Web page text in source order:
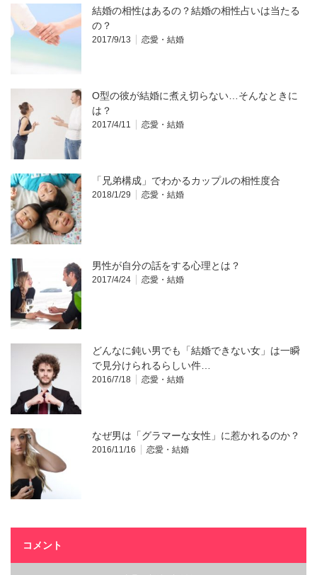
結婚の相性はあるの？結婚の相性占いは当たる
の？
2017/9/13 恋愛・結婚
O型の彼が結婚に煮え切らない…そんなときに
は？
2017/4/11 恋愛・結婚
「兄弟構成」でわかるカップルの相性度合
2018/1/29 恋愛・結婚
男性が自分の話をする心理とは？
2017/4/24 恋愛・結婚
どんなに鈍い男でも「結婚できない女」は一瞬
で見分けられるらしい件…
2016/7/18 恋愛・結婚
なぜ男は「グラマーな女性」に惹かれるのか？
2016/11/16 恋愛・結婚
コメント